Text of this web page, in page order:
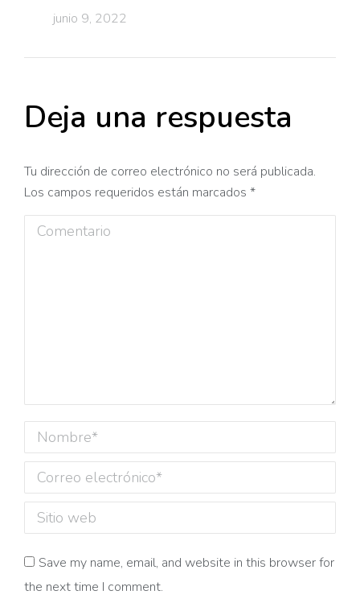
junio 9, 2022
Deja una respuesta
Tu dirección de correo electrónico no será publicada.
Los campos requeridos están marcados *
Comentario
Nombre *
Correo electrónico *
Sitio web
Save my name, email, and website in this browser for
the next time I comment.